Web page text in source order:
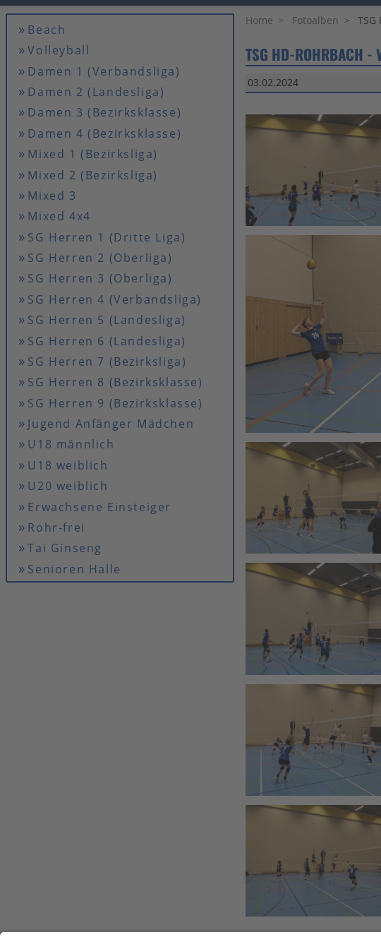
Beach
Volleyball
Damen 1 (Verbandsliga)
Damen 2 (Landesliga)
Damen 3 (Bezirksklasse)
Damen 4 (Bezirksklasse)
Mixed 1 (Bezirksliga)
Mixed 2 (Bezirksliga)
Mixed 3
Mixed 4x4
SG Herren 1 (Dritte Liga)
SG Herren 2 (Oberliga)
SG Herren 3 (Oberliga)
SG Herren 4 (Verbandsliga)
SG Herren 5 (Landesliga)
SG Herren 6 (Landesliga)
SG Herren 7 (Bezirksliga)
SG Herren 8 (Bezirksklasse)
SG Herren 9 (Bezirksklasse)
Jugend Anfänger Mädchen
U18 männlich
U18 weiblich
U20 weiblich
Erwachsene Einsteiger
Rohr-frei
Tai Ginseng
Senioren Halle
Home Fotoalben TSG
TSG HD-ROHRBACH -
03.02.2024